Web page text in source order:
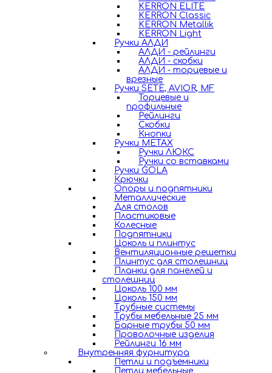
KERRON ELITE
KERRON Classic
KERRON Metallik
KERRON Light
Ручки АЛДИ
АЛДИ - рейлинги
АЛДИ - скобки
АЛДИ - торцевые и
врезные
Ручки SETE, AVIOR, MF
Торцевые и
профильные
Рейлинги
Скобки
Кнопки
Ручки METAX
Ручки ЛЮКС
Ручки со вставками
Ручки GOLA
Крючки
Опоры и подпятники
Металлические
Для столов
Пластиковые
Колесные
Подпятники
Цоколь и плинтус
Вентиляционные решетки
Плинтус для столешниц
Планки для панелей и
столешниц
Цоколь 100 мм
Цоколь 150 мм
Трубные системы
Трубы мебельные 25 мм
Барные трубы 50 мм
Проволочные изделия
Рейлинги 16 мм
Внутренняя фурнитура
Петли и подъемники
Петли мебельные